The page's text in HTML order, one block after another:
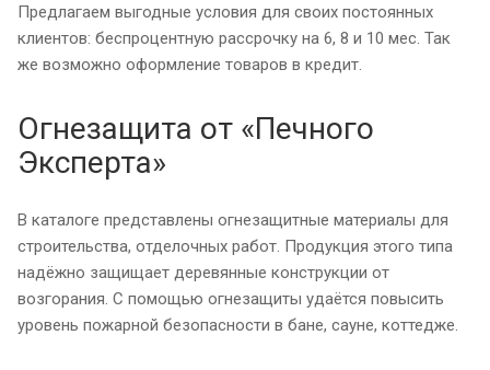
Предлагаем выгодные условия для своих постоянных
клиентов: беспроцентную рассрочку на 6, 8 и 10 мес. Так
же возможно оформление товаров в кредит.
Огнезащита от «Печного
Эксперта»
В каталоге представлены огнезащитные материалы для
строительства, отделочных работ. Продукция этого типа
надёжно защищает деревянные конструкции от
возгорания. С помощью огнезащиты удаётся повысить
уровень пожарной безопасности в бане, сауне, коттедже.